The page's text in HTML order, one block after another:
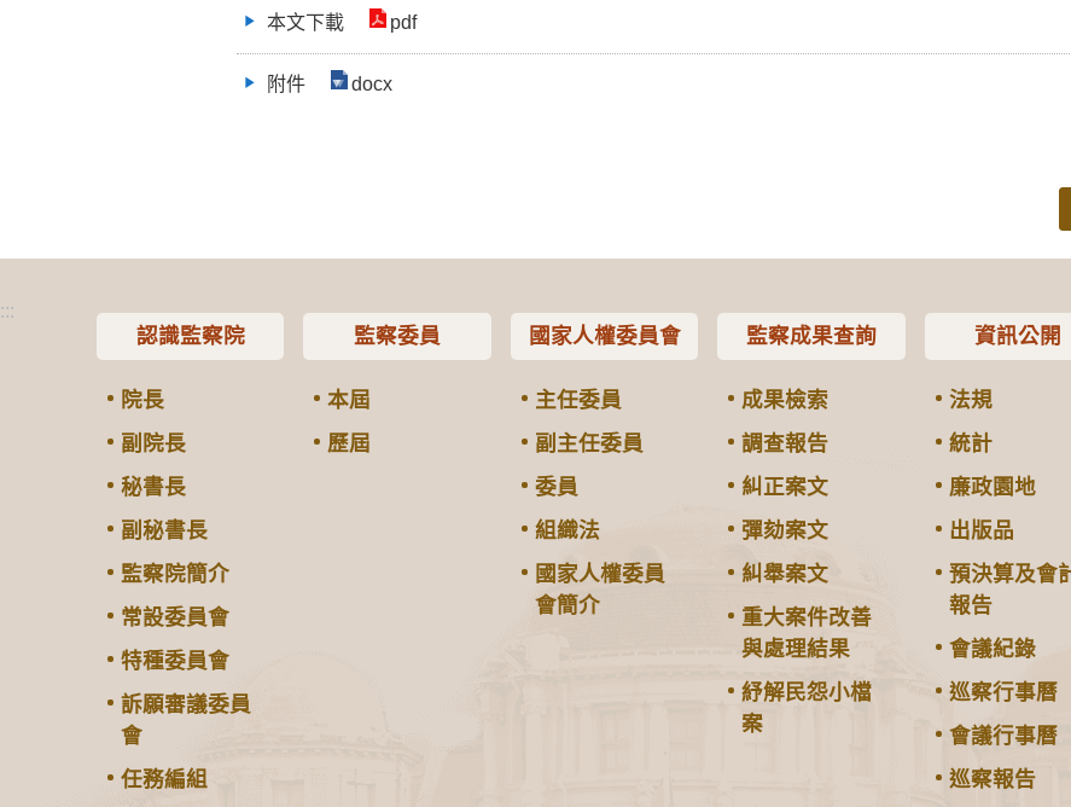
本文下載 pdf
附件 docx
:::
認識監察院
院長
副院長
秘書長
副秘書長
監察院簡介
常設委員會
特種委員會
訴願審議委員
會
任務編組
監察委員
本屆
歷屆
國家人權委員會
主任委員
副主任委員
委員
組織法
國家人權委員
會簡介
監察成果查詢
成果檢索
調查報告
糾正案文
彈劾案文
糾舉案文
重大案件改善
與處理結果
紓解民怨小檔
案
資訊公開
法規
統計
廉政園地
出版品
預決算及會
報告
會議紀錄
巡察行事曆
會議行事曆
巡察報告